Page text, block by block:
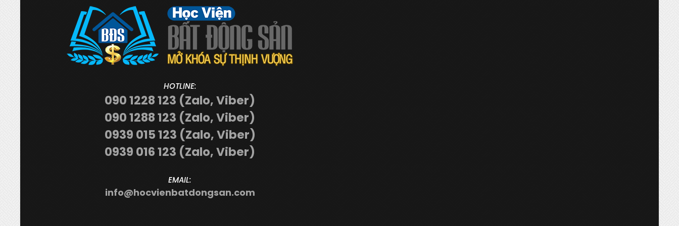
HOTLINE:
090 1228 123 (Zalo, Viber)
090 1288 123 (Zalo, Viber)
0939 015 123 (Zalo, Viber)
0939 016 123 (Zalo, Viber)
EMAIL:
info@hocvienbatdongsan.com